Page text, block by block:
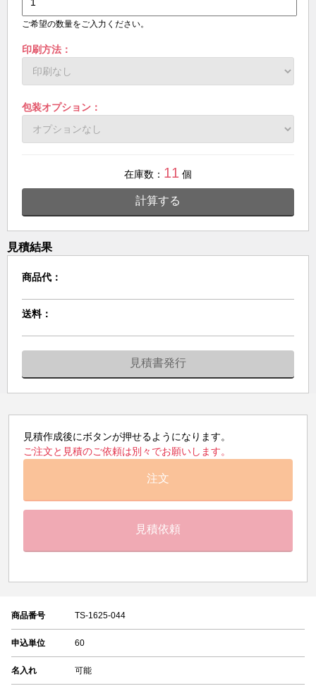
ご希望の数量をご入力ください。
印刷方法：
包装オプション：
在庫数： 11 個
計算する
見積結果
商品代：
送料：
見積書発行
見積作成後にボタンが押せるようになります。
ご注文と見積のご依頼は別々でお願いします。
注文
見積依頼
商品番号 TS-1625-044
申込単位 60
名入れ 可能